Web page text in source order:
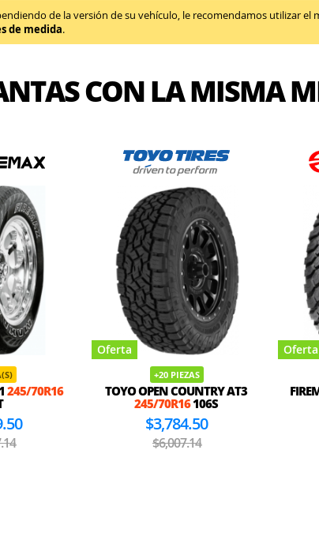
de la versión de su vehículo, le recomendamos utilizar
de medida.
CON LA MISMA
AT3
Oferta
+20 PIEZAS
FIREMAX FM523245/70R16
113/110Q
$2,884.50
$4,578.57
Oferta